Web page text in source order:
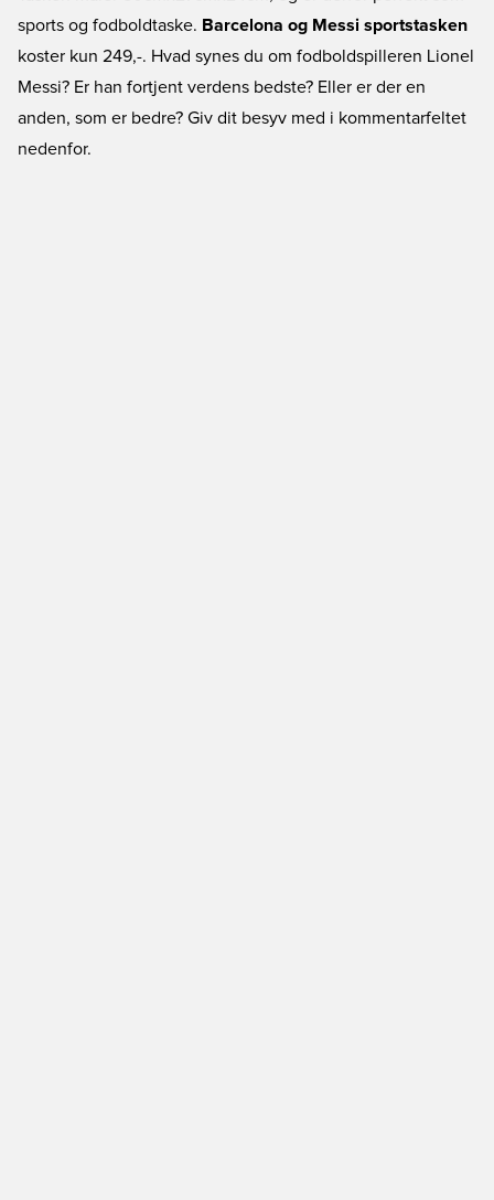
sports og fodboldtaske. Barcelona og Messi sportstasken
koster kun 249,-. Hvad synes du om fodboldspilleren Lionel
Messi? Er han fortjent verdens bedste? Eller er der en
anden, som er bedre? Giv dit besyv med i kommentarfeltet
nedenfor.